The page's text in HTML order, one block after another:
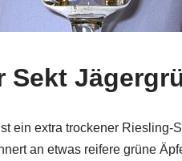
Sekt
ein extra trockener
an etwas reifere grüne